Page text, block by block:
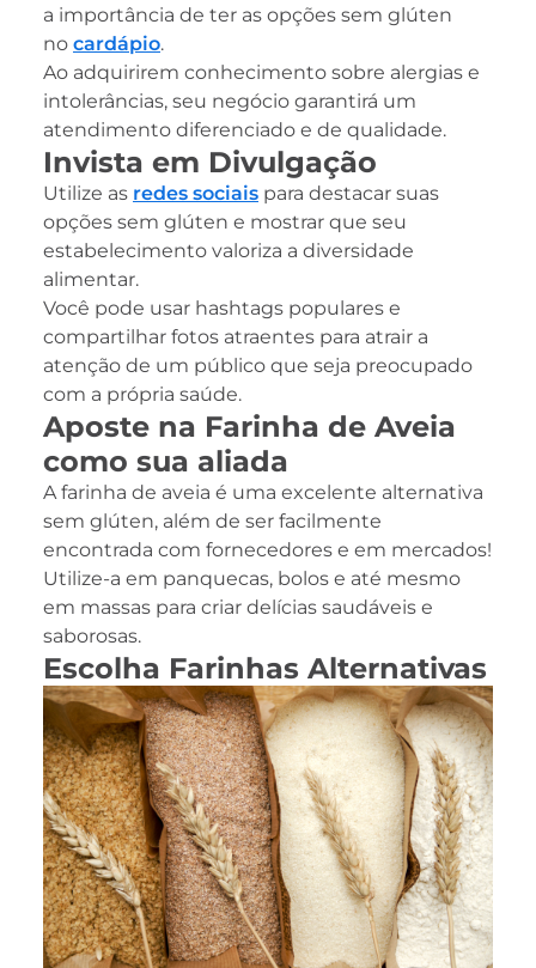
a importância de ter as opções sem glúten
no cardápio.
Ao adquirirem conhecimento sobre alergias e
intolerâncias, seu negócio garantirá um
atendimento diferenciado e de qualidade.
Invista em Divulgação
Utilize as redes sociais para destacar suas
opções sem glúten e mostrar que seu
estabelecimento valoriza a diversidade
alimentar.
Você pode usar hashtags populares e
compartilhar fotos atraentes para atrair a
atenção de um público que seja preocupado
com a própria saúde.
Aposte na Farinha de Aveia
como sua aliada
A farinha de aveia é uma excelente alternativa
sem glúten, além de ser facilmente
encontrada com fornecedores e em mercados!
Utilize-a em panquecas, bolos e até mesmo
em massas para criar delícias saudáveis e
saborosas.
Escolha Farinhas Alternativas